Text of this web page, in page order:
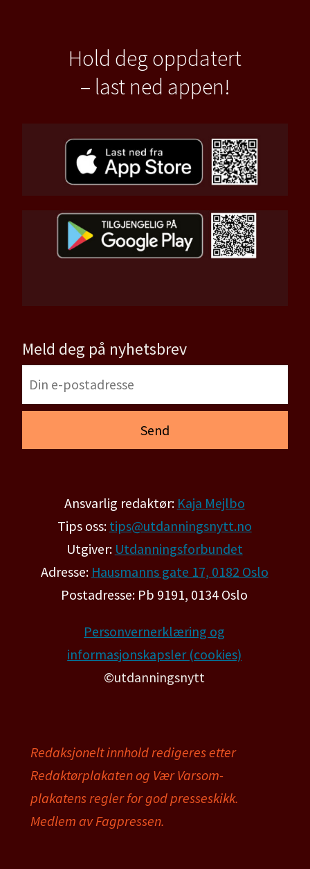
Hold deg oppdatert
– last ned appen!
Meld deg på nyhetsbrev
Ansvarlig redaktør: Kaja Mejlbo
Tips oss: tips@utdanningsnytt.no
Utgiver: Utdanningsforbundet
Adresse: Hausmanns gate 17, 0182 Oslo
Postadresse: Pb 9191, 0134 Oslo
Personvernerklæring og
informasjonskapsler (cookies)
©utdanningsnytt
Redaksjonelt innhold redigeres etter
Redaktørplakaten og Vær Varsom-
plakatens regler for god presseskikk.
Medlem av Fagpressen.